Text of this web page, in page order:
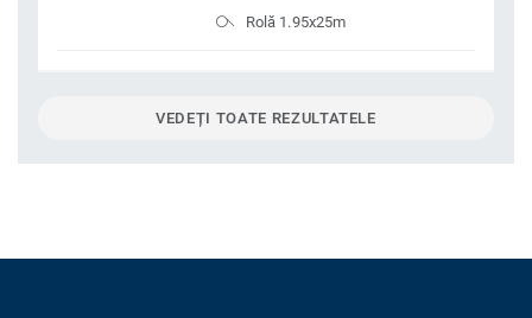
Rolă 1.95x25m
VEDEȚI TOATE REZULTATELE